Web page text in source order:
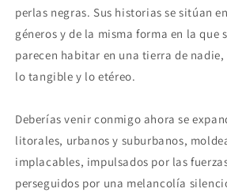
perlas negras. Sus historias se sitúan
géneros y de la misma forma en la que
parecen habitar en una tierra de
lo tangible y lo etéreo.
Deberías venir conmigo ahora se
litorales, urbanos y suburbanos,
implacables, impulsados por las
perseguidos por una melancolía